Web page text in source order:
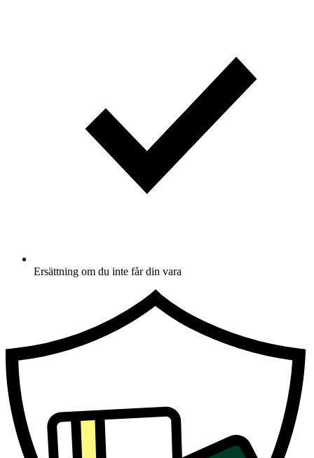
Ersättning om du inte får din vara